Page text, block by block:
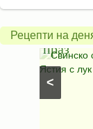
Рецепти на
<
Свинско
с
праз
Свинско
Ястия с лук